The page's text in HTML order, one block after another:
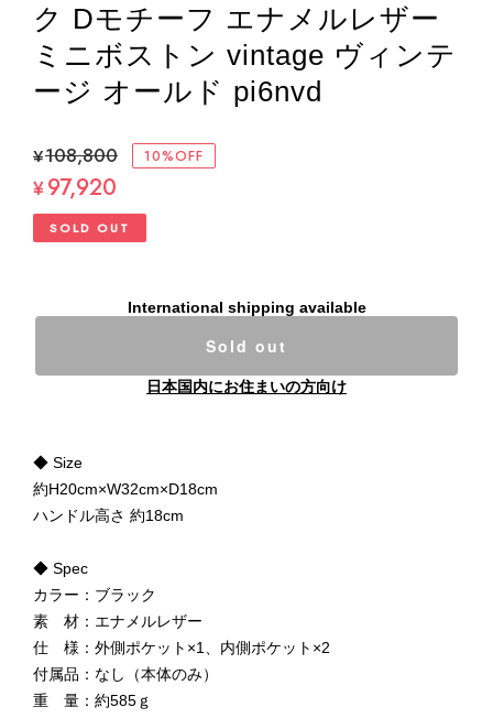
ク Dモチーフ エナメルレザー
ミニボストン vintage ヴィンテ
ージ オールド pi6nvd
¥108,800 10%OFF
¥97,920
SOLD OUT
International shipping available
Sold out
日本国内にお住まいの方向け
◆ Size
約H20cm×W32cm×D18cm
ハンドル高さ 約18cm
◆ Spec
カラー：ブラック
素 材：エナメルレザー
仕 様：外側ポケット×1、内側ポケット×2
付属品：なし（本体のみ）
重 量：約585ｇ